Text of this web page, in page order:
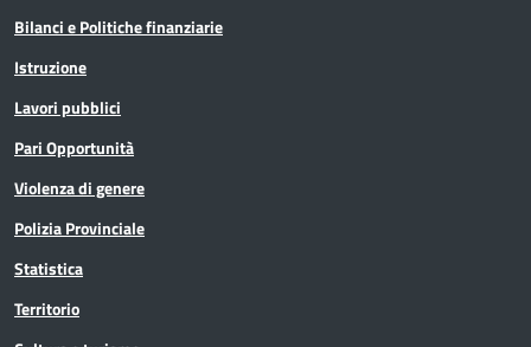
Bilanci e Politiche finanziarie
Istruzione
Lavori pubblici
Pari Opportunità
Violenza di genere
Polizia Provinciale
Statistica
Territorio